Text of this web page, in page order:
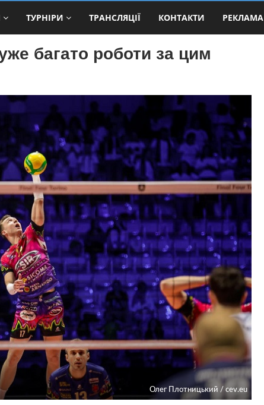
ТУРНІРИ ТРАНСЛЯЦІЇ КОНТАКТИ РЕКЛАМА
багато роботи за цим
Олег Плотницький / cev.eu